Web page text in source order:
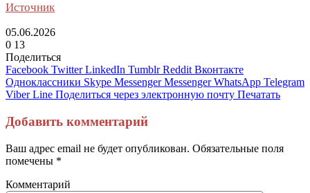
Источник
05.06.2026
0 13
Поделиться
Facebook Twitter LinkedIn Tumblr Reddit Вконтакте
Одноклассники Skype Messenger Messenger WhatsApp Telegram
Viber Line Поделиться через электронную почту Печатать
Добавить комментарий
Ваш адрес email не будет опубликован. Обязательные поля
помечены *
Комментарий